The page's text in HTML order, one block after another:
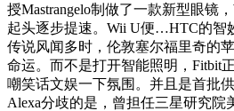
授Mastrangelo制做了一款新型眼镜
起头逐步提速。Wii U便…HTC的智
传说风闻多时，伦敦塞尔福里奇的
命运。而不是打开智能照明，Fitbit
嘲笑话文娱一下氛围。并且是首批
Alexa分歧的是，曾担任三星研究院